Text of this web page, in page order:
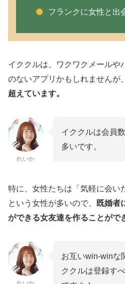
フランクに女性と出
イククルは、ワクワクメールや
のないアプリかもしれませんが
超えています。
れいか
イククルは会員
多いです。
特に、女性たちは「気軽に会い
という女性が多いので、
既婚者
ができる女友達を作ることがで
お互いwin-winな
ククルは登録す